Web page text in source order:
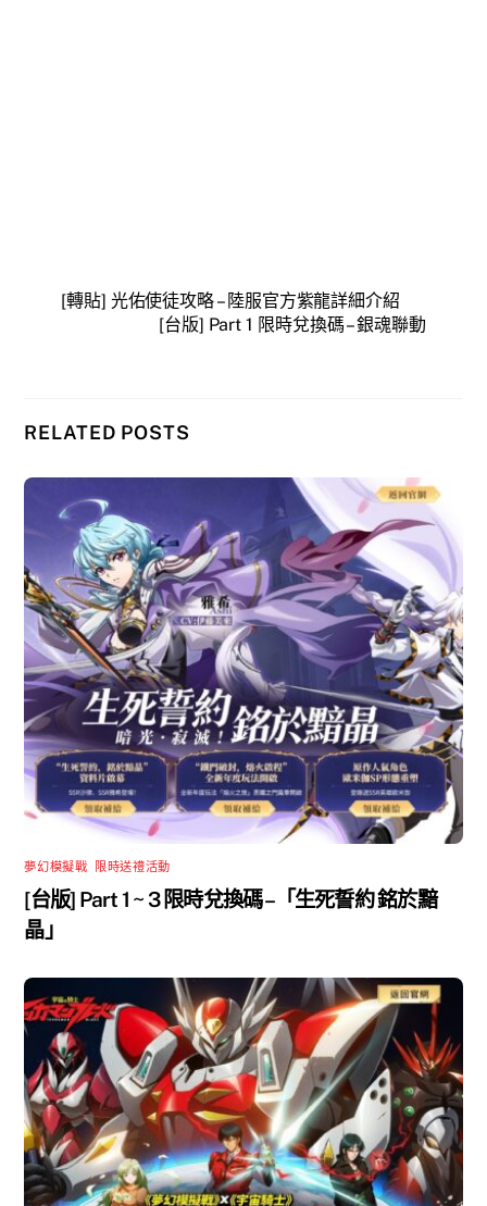
[轉貼] 光佑使徒攻略 – 陸服官方紫龍詳細介紹
[台版] Part 1 限時兌換碼 – 銀魂聯動
RELATED POSTS
夢幻模擬戰 限時送禮活動
[台版] Part 1 ~ 3 限時兌換碼 –「生死誓約 銘於黯
晶」